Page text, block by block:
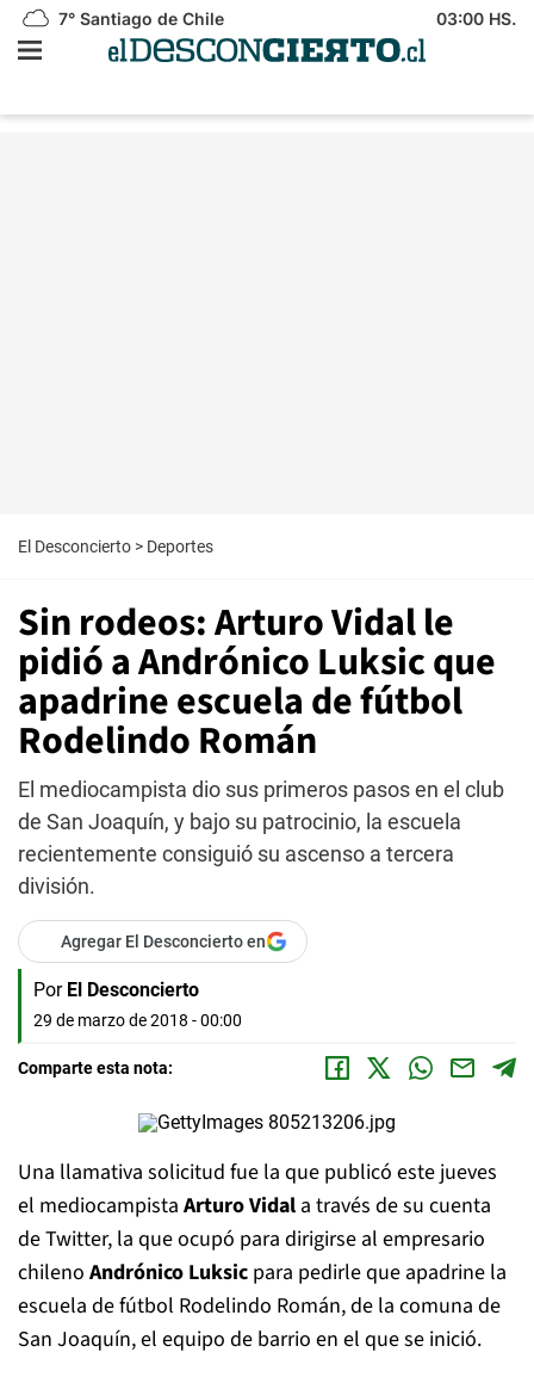
7° Santiago de Chile 03:00 HS.
El Desconcierto > Deportes
Sin rodeos: Arturo Vidal le
pidió a Andrónico Luksic que
apadrine escuela de fútbol
Rodelindo Román
El mediocampista dio sus primeros pasos en el club
de San Joaquín, y bajo su patrocinio, la escuela
recientemente consiguió su ascenso a tercera
división.
Agregar El Desconcierto en
Por El Desconcierto
29 de marzo de 2018 - 00:00
Comparte esta nota:
Una llamativa solicitud fue la que publicó este jueves
el mediocampista Arturo Vidal a través de su cuenta
de Twitter, la que ocupó para dirigirse al empresario
chileno Andrónico Luksic para pedirle que apadrine la
escuela de fútbol Rodelindo Román, de la comuna de
San Joaquín, el equipo de barrio en el que se inició.